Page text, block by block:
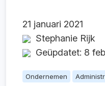
21 januari 2021
Stephanie Rijk
Geüpdatet: 8
Ondernemen